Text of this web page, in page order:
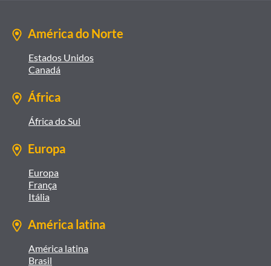
América do Norte
Estados Unidos
Canadá
África
África do Sul
Europa
Europa
França
Itália
América latina
América latina
Brasil